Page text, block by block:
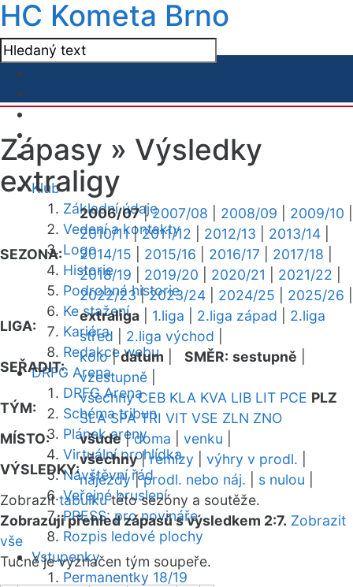
HC Kometa Brno
Klub
Základní údaje
Vedení a kontakty
Logo
Historie
Podrobná historie
Ke stažení
Kariéra
Redakce webu
DRFG Arena
DRFG Arena
Schéma tribun
Plánek areny
Virtuální prohlídka
Návštěvní řád
Veřejné bruslení
PRESS: pro novináře
Rozpis ledové plochy
Vstupenky
Permanentky 18/19
Zápasy » Výsledky
extraligy
SEZONA:
2006/07|2007/08 2008/09 2009/10
2010/11|2011/12 2012/13 2013/14
2014/15
2015/16 2016/17 2017/18
2018/19
2019/20 2020/21 2021/22
2022/23|2023/24 2024/25 2025/26
LIGA:
extraliga 1.liga 2.liga západ
2.liga
střed
2.liga východ
SEŘADIT:
kolo|datum SMĚR: sestupně
vzestupně
TÝM:
všechny CEB KLA KVA LIB LIT PCE PLZ
SLA SPA TRI VIT VSE ZLN ZNO
MÍSTO:
všude|doma venku
VÝSLEDKY:
všechny|remízy výhry v prodl.
nájezdy|prodl. nebo náj. s nulou
Zobrazittabulkutéto sezóny a soutěže.
Zobrazuji přehled zápasů s výsledkem 2:7. Zobrazit
vše
Tučně je vyznačen tým soupeře.